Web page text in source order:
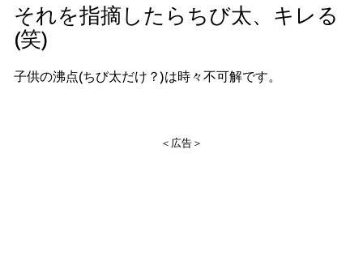
それを指摘したらちび太、キレる
(笑)
子供の沸点(ちび太だけ？)は時々不可解です。
＜広告＞